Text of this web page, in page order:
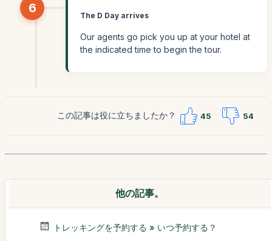
6
The D Day arrives
Our agents go pick you up at your hotel at
the indicated time to begin the tour.
この記事は役に立ちましたか？ 45 54
他の記事。
トレッキングを予約する » いつ予約する？